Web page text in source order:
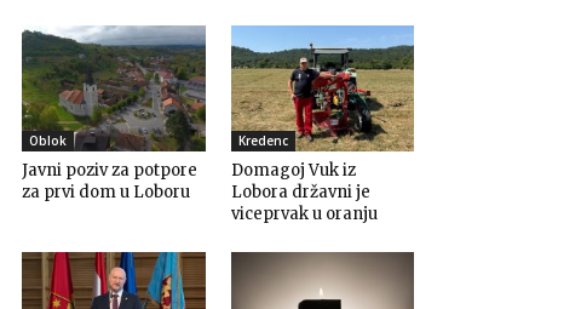
Oblok
Javni poziv za potpore
za prvi dom u Loboru
Kredenc
Domagoj Vuk iz
Lobora državni je
viceprvak u oranju